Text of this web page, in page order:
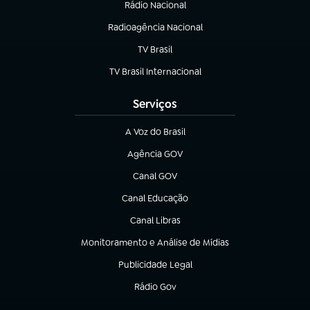
Rádio Nacional
Radioagência Nacional
(abre em nova aba)
TV Brasil
(abre em nova aba)
TV Brasil Internacional
(abre em nova aba)
Serviços
A Voz do Brasil
(abre em nova aba)
Agência GOV
(abre em nova aba)
Canal GOV
(abre em nova aba)
Canal Educação
(abre em nova aba)
Canal Libras
(abre em nova aba)
Monitoramento e Análise de Mídias
(abre em nova aba)
Publicidade Legal
(abre em nova aba)
Rádio Gov
(abre em nova aba)